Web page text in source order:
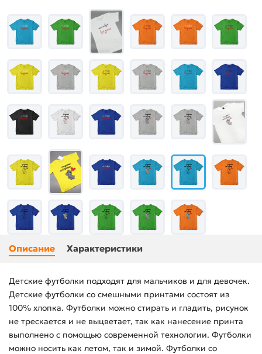
Описание Характеристики
Детские футболки подходят для мальчиков и для девочек.
Детские футболки со смешными принтами состоят из
100% хлопка. Футболки можно стирать и гладить, рисунок
не трескается и не выцветает, так как нанесение принта
выполнено с помощью современной технологии. Футболки
можно носить как летом, так и зимой. Футболки со